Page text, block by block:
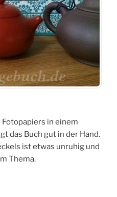
in einem
das Buch gut in der Hand.
ist etwas unruhig und
Thema.